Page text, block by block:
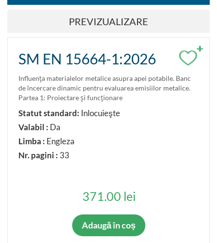
PREVIZUALIZARE
+
SM EN 15664-1:2026
Influenţa materialelor metalice asupra apei potabile. Banc
de încercare dinamic pentru evaluarea emisiilor metalice.
Partea 1: Proiectare şi funcţionare
Statut standard: Inlocuieşte
Valabil : Da
Limba : Engleza
Nr. pagini : 33
371.00 lei
Adaugă în coș